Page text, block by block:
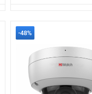
-48%